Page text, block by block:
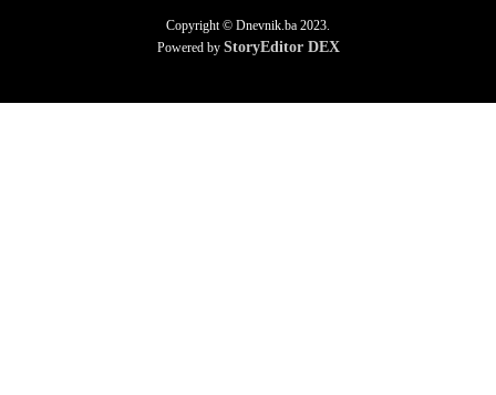
Copyright © Dnevnik.ba 2023.
Powered by StoryEditor DEX